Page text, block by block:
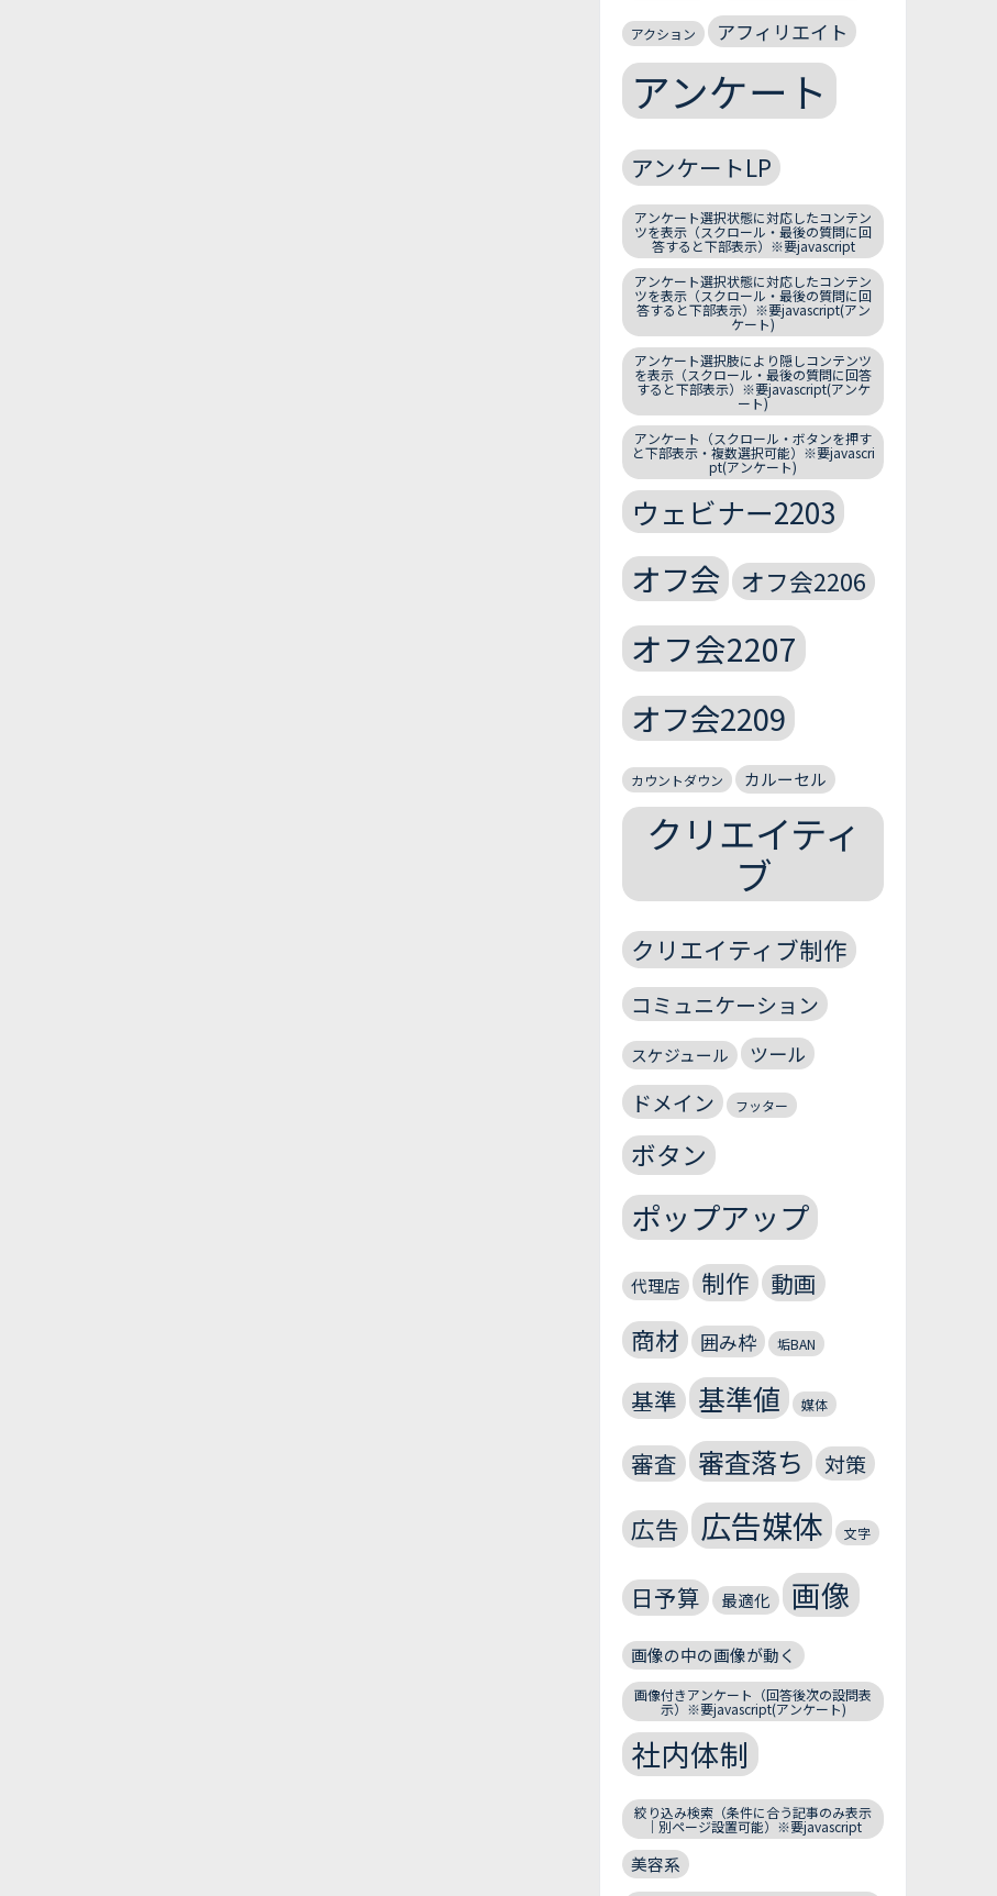
アクション アフィリエイト
アンケート
アンケートLP
アンケート選択状態に対応したコンテン
ツを表示（スクロール・最後の質問に回
答すると下部表示）※要javascript
アンケート選択状態に対応したコンテン
ツを表示（スクロール・最後の質問に回
答すると下部表示）※要javascript(アン
ケート)
アンケート選択肢により隠しコンテンツ
を表示（スクロール・最後の質問に回答
すると下部表示）※要javascript(アンケ
ート)
アンケート（スクロール・ボタンを押す
と下部表示・複数選択可能）※要javascri
pt(アンケート)
ウェビナー2203
オフ会 オフ会2206
オフ会2207
オフ会2209
カウントダウン カルーセル
クリエイティ
ブ
クリエイティブ制作
コミュニケーション
スケジュール ツール
ドメイン フッター
ボタン
ポップアップ
代理店 制作 動画
商材 囲み枠 垢BAN
基準 基準値 媒体
審査 審査落ち 対策
広告 広告媒体 文字
日予算 最適化 画像
画像の中の画像が動く
画像付きアンケート（回答後次の設問表
示）※要javascript(アンケート)
社内体制
絞り込み検索（条件に合う記事のみ表示
｜別ページ設置可能）※要javascript
美容系